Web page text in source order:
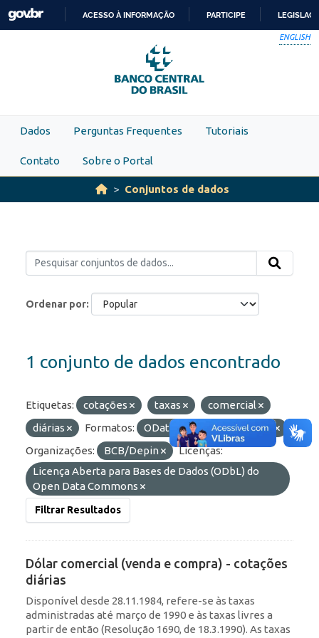
Skip to main content
PARA
O
CONTEÚDO
ACESSO À INFORMAÇÃO PARTICIPE
ENGLISH
Dados Perguntas Frequentes Tutoriais
Contato Sobre o Portal
Conjuntos de dados
Ordenar por
1 conjunto de dados encontrado
Etiquetas: cotações taxas
comercial
diárias
Formatos: OData JSON
API
Organizações:
BCB/Depin
Licenças:
Licença Aberta para Bases de Dados (ODbL) do
Open Data Commons
Filtrar Resultados
Dólar comercial (venda e compra) - cotações
diárias
Disponível desde 28.11.1984, refere-se às taxas
administradas até março de 1990 e às taxas livres a
partir de então (Resolução 1690, de 18.3.1990). As taxas